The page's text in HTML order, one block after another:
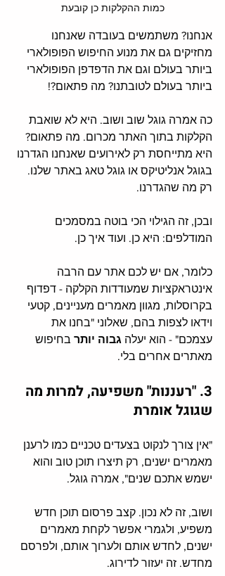
כמות ההקלקות כן קובעת
אנחנו? משתמשים בעובדה שאנחנו
מחזיקים גם את מנוע החיפוש הפופולארי
ביותר בעולם וגם את הדפדפן הפופולארי
ביותר בעולם לטובתנו? מה פתאום?!
כה אמרה גוגל שוב ושוב. היא לא שואבת
הקלקות בתוך האתר מכרום. מה פתאום?
היא מתייחסת רק לאירועים שאנחנו הגדרנו
בגוגל אנליטיקס או גוגל טאג באתר שלנו.
רק מה שהגדרנו.
ובכן, זה הגילוי הכי בוטה במסמכים
המודלפים: היא כן. ועוד איך כן.
כלומר, אם יש לכם אתר עם הרבה
אינטראקציות שמעודדות הקלקה - דפדוף
בקרוסלות, מגוון מאמרים מעניינים, קטעי
וידאו לצפות בהם, שאלוני "בחנו את
עצמכם" - הוא יעלה גבוה יותר בחיפוש
מאתרים אחרים בלי.
3. "רעננות" משפיעה, למרות מה
שגוגל אומרת
"אין צורך לנקוט בצעדים טכניים כמו לרענן
מאמרים ישנים, רק תיצרו תוכן טוב והוא
ישמש אתכם שנים", אמרה גוגל.
ושוב, זה לא נכון. קצב פרסום תוכן חדש
משפיע, ולגמרי אפשר לקחת מאמרים
ישנים, לחדש אותם ולערוך אותם, ולפרסם
מחדש. זה יעזור לדירוג.